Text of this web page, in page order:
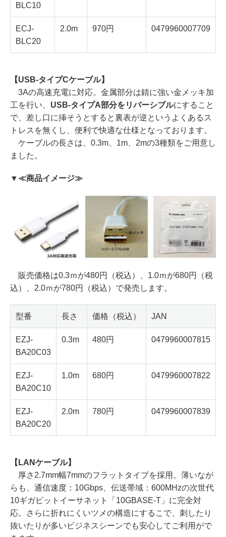
BLC10
ECJ-
BLC20
2.0m 970円 0479960007709
【USB-タイプCケーブル】
3Aの高速充電に対応。金属部分は錆に強い金メッキ加
工を行い、 USB-タイプA部分をリバーシブルにすること
で、差し口に挿そうとすると裏表が逆というよくあるス
トレスを無くし、便利で快適な仕様となっております。
ケーブルの長さは、0.3m、1m、2mの3種類をご用意し
ました。
▼≪商品イメージ≫
販売価格は0.3ｍが480円（税込）、1.0ｍが680円（税
込）、2.0ｍが780円（税込）で発売します。
型番 長さ 価格（税込） JAN
EZJ-
BA20C03
0.3m 480円 0479960007815
EZJ-
BA20C10
1.0m 680円 0479960007822
EZJ-
BA20C20
2.0m 780円 0479960007839
【LANケーブル】
厚さ2.7mm幅7mmのフラットタイプを採用。薄いなが
らも、通信速度：10Gbps、伝送帯域：600MHzの次世代
10ギガビットイーサネット「10GBASE-T」に完全対
応。さらに折れにくいツメの構造にするこで、刺したり
抜いたりが多いビジネスシーンでも安心してご利用がで